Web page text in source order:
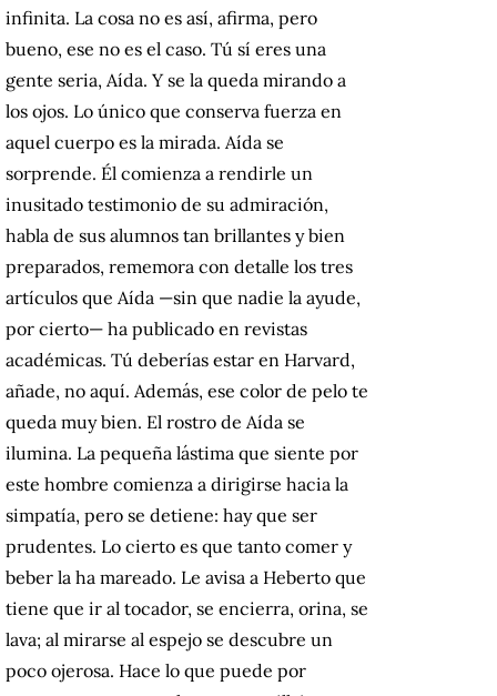
infinita. La cosa no es así, afirma, pero
bueno, ese no es el caso. Tú sí eres una
gente seria, Aída. Y se la queda mirando a
los ojos. Lo único que conserva fuerza en
aquel cuerpo es la mirada. Aída se
sorprende. Él comienza a rendirle un
inusitado testimonio de su admiración,
habla de sus alumnos tan brillantes y bien
preparados, rememora con detalle los tres
artículos que Aída —sin que nadie la ayude,
por cierto— ha publicado en revistas
académicas. Tú deberías estar en Harvard,
añade, no aquí. Además, ese color de pelo te
queda muy bien. El rostro de Aída se
ilumina. La pequeña lástima que siente por
este hombre comienza a dirigirse hacia la
simpatía, pero se detiene: hay que ser
prudentes. Lo cierto es que tanto comer y
beber la ha mareado. Le avisa a Heberto que
tiene que ir al tocador, se encierra, orina, se
lava; al mirarse al espejo se descubre un
poco ojerosa. Hace lo que puede por